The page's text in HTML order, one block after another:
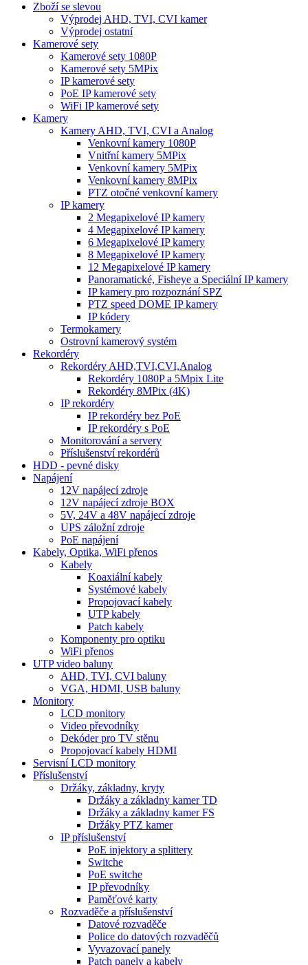
Zboží se slevou
Výprodej AHD, TVI, CVI kamer
Výprodej ostatní
Kamerové sety
Kamerové sety 1080P
Kamerové sety 5MPix
IP kamerové sety
PoE IP kamerové sety
WiFi IP kamerové sety
Kamery
Kamery AHD, TVI, CVI a Analog
Venkovní kamery 1080P
Vnitřní kamery 5MPix
Venkovní kamery 5MPix
Venkovní kamery 8MPix
PTZ otočné venkovní kamery
IP kamery
2 Megapixelové IP kamery
4 Megapixelové IP kamery
6 Megapixelové IP kamery
8 Megapixelové IP kamery
12 Megapixelové IP kamery
Panoramatické, Fisheye a Speciální IP kamery
IP kamery pro rozpoznání SPZ
PTZ speed DOME IP kamery
IP kódery
Termokamery
Ostrovní kamerový systém
Rekordéry
Rekordéry AHD,TVI,CVI,Analog
Rekordéry 1080P a 5Mpix Lite
Rekordéry 8MPix (4K)
IP rekordéry
IP rekordéry bez PoE
IP rekordéry s PoE
Monitorování a servery
Příslušenství rekordérů
HDD - pevné disky
Napájení
12V napájecí zdroje
12V napájecí zdroje BOX
5V, 24V a 48V napájecí zdroje
UPS záložní zdroje
PoE napájení
Kabely, Optika, WiFi přenos
Kabely
Koaxiální kabely
Systémové kabely
Propojovací kabely
UTP kabely
Patch kabely
Komponenty pro optiku
WiFi přenos
UTP video baluny
AHD, TVI, CVI baluny
VGA, HDMI, USB baluny
Monitory
LCD monitory
Video převodníky
Dekóder pro TV stěnu
Propojovací kabely HDMI
Servisní LCD monitory
Příslušenství
Držáky, základny, kryty
Držáky a základny kamer TD
Držáky a základny kamer FS
Držáky PTZ kamer
IP příslušenství
PoE injektory a splittery
Switche
PoE switche
IP převodníky
Paměťové karty
Rozvaděče a příslušenství
Datové rozvaděče
Police do datových rozvaděčů
Vyvazovací panely
Patch panely a kabely